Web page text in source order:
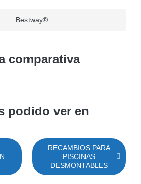
Bestway®
comparativa
podido ver en
RECAMBIOS PARA
PISCINAS
DESMONTABLES